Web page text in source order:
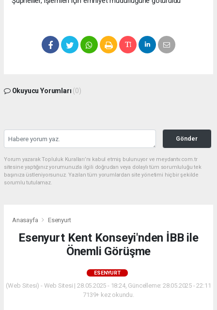
Okuyucu Yorumları (0)
Gönder
Yorum yazarak Topluluk Kuralları’nı kabul etmiş bulunuyor ve meydantv.com.tr
sitesine yaptığınız yorumunuzla ilgili doğrudan veya dolaylı tüm sorumluluğu tek
başınıza üstleniyorsunuz. Yazılan tüm yorumlardan site yönetimi hiçbir şekilde
sorumlu tutulamaz.
Anasayfa Esenyurt
Esenyurt Kent Konseyi'nden İBB ile
Önemli Görüşme
ESENYURT
(Web Sitesi) - Web Sitesi | 28.05.2025 - 18:24, Güncelleme: 28.05.2025 - 22:11
7139+ kez okundu.